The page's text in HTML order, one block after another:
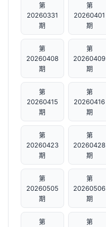
第
20260331
期
第
20260401
期
第
20260408
期
第
20260409
期
第
20260415
期
第
20260416
期
第
20260423
期
第
20260428
期
第
20260505
期
第
20260506
期
第
第